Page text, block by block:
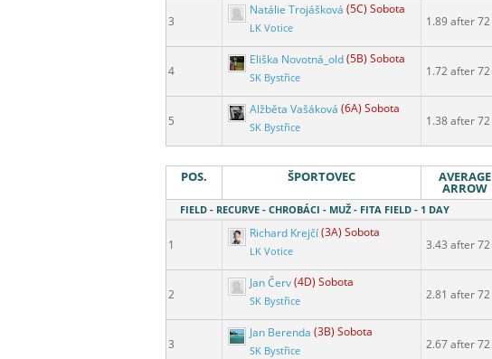
3
Natálie Trojášková (5C) Sobota
LK Votice 1.89 after 72
4
Eliška Novotná_old(5B) Sobota
SK Bystřice 1.72 after 72
5
Alžběta Vašáková (6A) Sobota
SK Bystřice 1.38 after 72
POS. ŠPORTOVEC AVERAGE
ARROW
FIELD - RECURVE - CHROBÁCI - MUŽ - FITA FIELD - 1 DAY
1
Richard Krejčí(3A) Sobota
LK Votice 3.43 after 72
2
Jan Červ(4D) Sobota
SK Bystřice 2.81 after 72
3
Jan Berenda (3B) Sobota
SK Bystřice 2.67 after 72